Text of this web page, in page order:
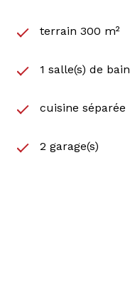
terrain 300 m²
1 salle(s) de bain
cuisine séparée
2 garage(s)